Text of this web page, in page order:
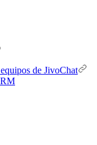
de JivoChat